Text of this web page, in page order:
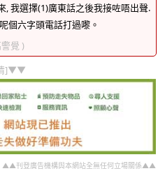
, 我選擇(1)廣東話之後我接咗唔出聲.
個六字頭電話打過嚟。
覺 )
]▼▼
▲▲刊登廣告機構與本網站全無任何立場關係▲▲